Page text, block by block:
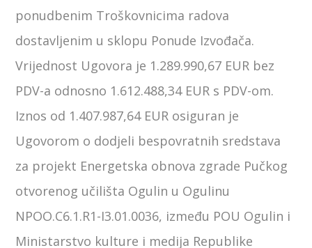
ponudbenim Troškovnicima radova
dostavljenim u sklopu Ponude Izvođača.
Vrijednost Ugovora je 1.289.990,67 EUR bez
PDV-a odnosno 1.612.488,34 EUR s PDV-om.
Iznos od 1.407.987,64 EUR osiguran je
Ugovorom o dodjeli bespovratnih sredstava
za projekt Energetska obnova zgrade Pučkog
otvorenog učilišta Ogulin u Ogulinu
NPOO.C6.1.R1-I3.01.0036, između POU Ogulin i
Ministarstvo kulture i medija Republike